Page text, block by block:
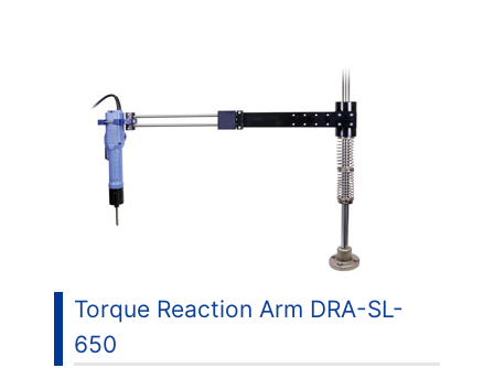
Torque Reaction Arm DRA-SL-
650